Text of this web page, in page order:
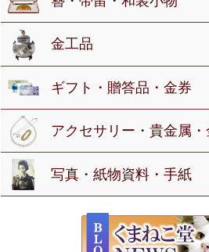
金工品
ギフト・贈答品・金券
アクセサリー・貴金属
写真・紙物資料・手紙